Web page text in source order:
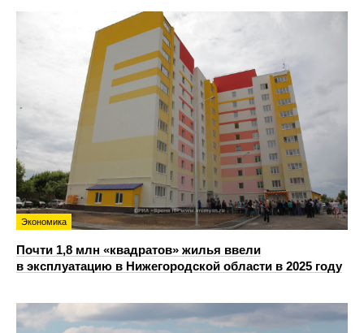
Экономика
Почти 1,8 млн «квадратов» жилья ввели
в эксплуатацию в Нижегородской области в 2025 году